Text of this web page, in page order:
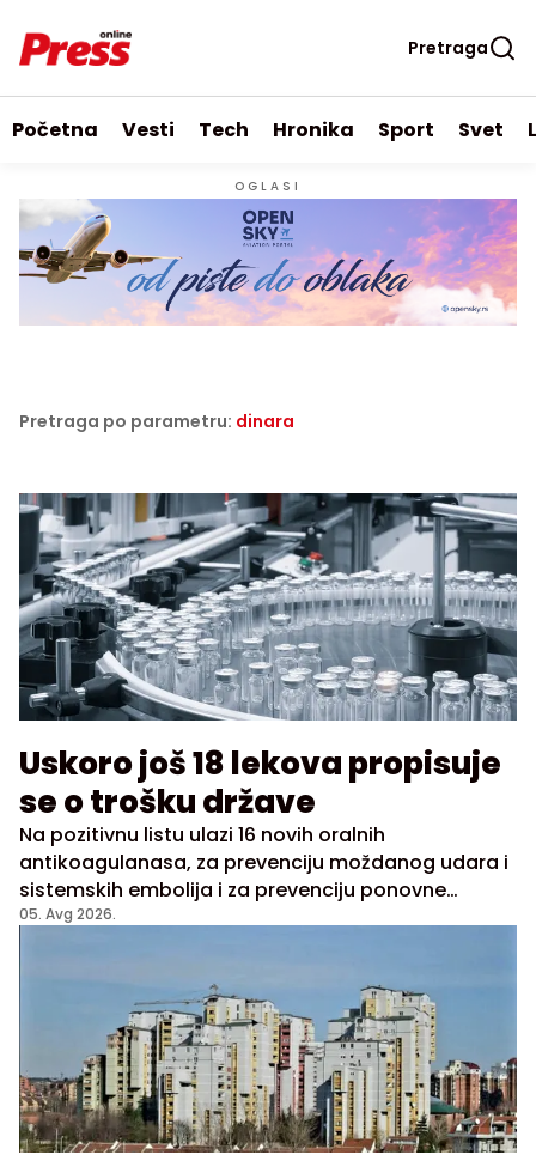
Pretraga
Početna Vesti Tech Hronika Sport Svet
OGLASI
Pretraga po parametru: dinara
Uskoro još 18 lekova propisuje
se o trošku države
Na pozitivnu listu ulazi 16 novih oralnih
antikoagulanasa, za prevenciju moždanog udara i
sistemskih embolija i za prevenciju ponovne
duboke venske tromboze i plućne embolije
05. Avg 2026.